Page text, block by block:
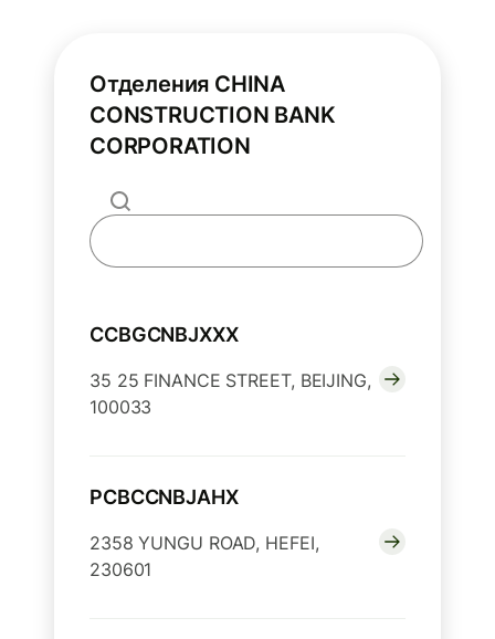
Отделения CHINA
CONSTRUCTION BANK
CORPORATION
CCBGCNBJXXX
35 25 FINANCE STREET, BEIJING,
100033
PCBCCNBJAHX
2358 YUNGU ROAD, HEFEI,
230601